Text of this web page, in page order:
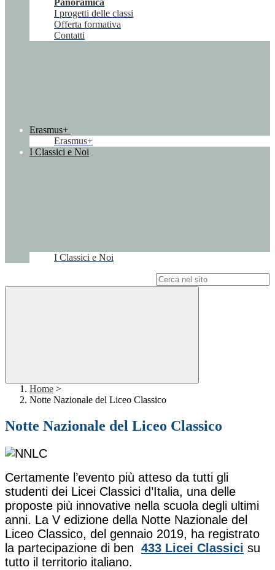
Panoramica
I progetti delle classi
Offerta formativa
Contatti
Erasmus+
Erasmus+
I Classici e Noi
I Classici e Noi
Home >
Notte Nazionale del Liceo Classico
Notte Nazionale del Liceo Classico
Certamente l’evento più atteso da tutti gli
studenti dei Licei Classici d’Italia, una delle
proposte più innovative nella scuola degli ultimi
anni. La V edizione della Notte Nazionale del
Liceo Classico, del gennaio 2019, ha registrato
la partecipazione di ben 433 Licei Classici su
tutto il territorio italiano.